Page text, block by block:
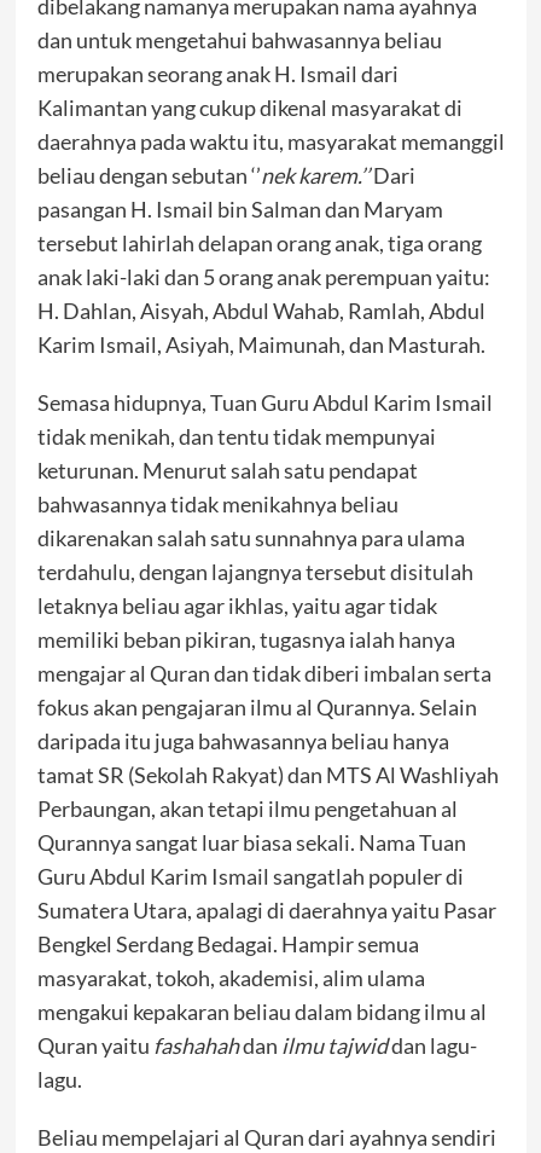
dibelakang namanya merupakan nama ayahnya
dan untuk mengetahui bahwasannya beliau
merupakan seorang anak H. Ismail dari
Kalimantan yang cukup dikenal masyarakat di
daerahnya pada waktu itu, masyarakat memanggil
beliau dengan sebutan ‘’nek karem.’’Dari
pasangan H. Ismail bin Salman dan Maryam
tersebut lahirlah delapan orang anak, tiga orang
anak laki-laki dan 5 orang anak perempuan yaitu:
H. Dahlan, Aisyah, Abdul Wahab, Ramlah, Abdul
Karim Ismail, Asiyah, Maimunah, dan Masturah.
Semasa hidupnya, Tuan Guru Abdul Karim Ismail
tidak menikah, dan tentu tidak mempunyai
keturunan. Menurut salah satu pendapat
bahwasannya tidak menikahnya beliau
dikarenakan salah satu sunnahnya para ulama
terdahulu, dengan lajangnya tersebut disitulah
letaknya beliau agar ikhlas, yaitu agar tidak
memiliki beban pikiran, tugasnya ialah hanya
mengajar al Quran dan tidak diberi imbalan serta
fokus akan pengajaran ilmu al Qurannya. Selain
daripada itu juga bahwasannya beliau hanya
tamat SR (Sekolah Rakyat) dan MTS Al Washliyah
Perbaungan, akan tetapi ilmu pengetahuan al
Qurannya sangat luar biasa sekali. Nama Tuan
Guru Abdul Karim Ismail sangatlah populer di
Sumatera Utara, apalagi di daerahnya yaitu Pasar
Bengkel Serdang Bedagai. Hampir semua
masyarakat, tokoh, akademisi, alim ulama
mengakui kepakaran beliau dalam bidang ilmu al
Quran yaitu fashahahdan ilmu tajwiddan lagu-
lagu.
Beliau mempelajari al Quran dari ayahnya sendiri